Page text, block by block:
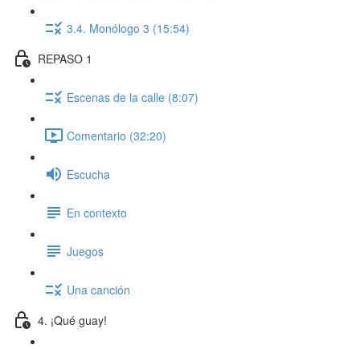
3.4. Monólogo 3 (15:54)
REPASO 1
Escenas de la calle (8:07)
Comentario (32:20)
Escucha
En contexto
Juegos
Una canción
4. ¡Qué guay!